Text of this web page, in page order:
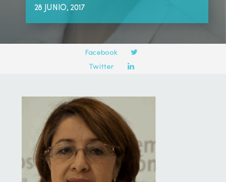
28 JUNIO, 2017
Compartir en:
Facebook
Twitter